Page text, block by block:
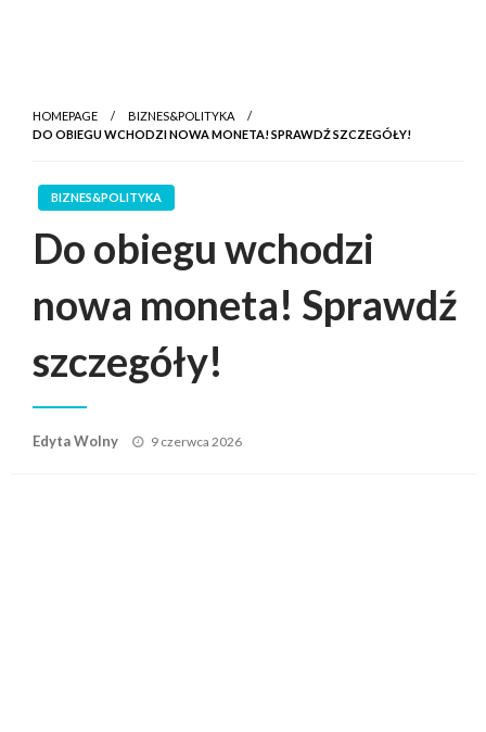
HOMEPAGE
BIZNES&POLITYKA
DO OBIEGU WCHODZI NOWA MONETA! SPRAWDŹ SZCZEGÓŁY!
BIZNES&POLITYKA
Do obiegu wchodzi
nowa moneta! Sprawdź
szczegóły!
Edyta Wolny
Posted
9 czerwca 2026